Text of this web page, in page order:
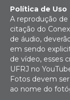
Política de Uso
A reprodução
citação do
de áudio,
em sendo
de vídeo, esses
UFRJ no
Fotos devem
ao nome do